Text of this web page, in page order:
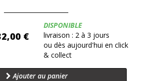
€
Disponibilité:
DISPONIBLE
livraison : 2 à 3 jours
ou dès aujourd'hui en click
& collect
Ajouter au panier